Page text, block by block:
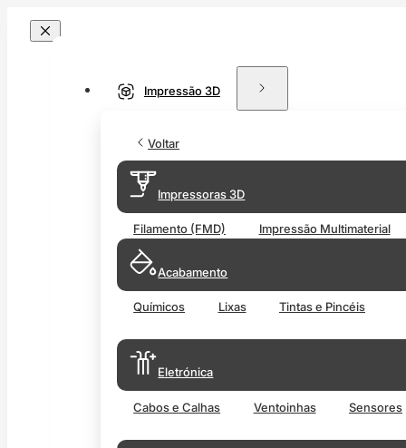
Impressão 3D
Voltar
Impressoras 3D
Filamento (FMD) Impressão Multimaterial
Acabamento
Químicos Lixas Tintas e Pincéis
Eletrónica
Cabos e Calhas Ventoinhas Sensores